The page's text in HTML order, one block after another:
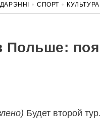
СПОРТ КУЛЬТУРА
Польше:
Будет второй тур.